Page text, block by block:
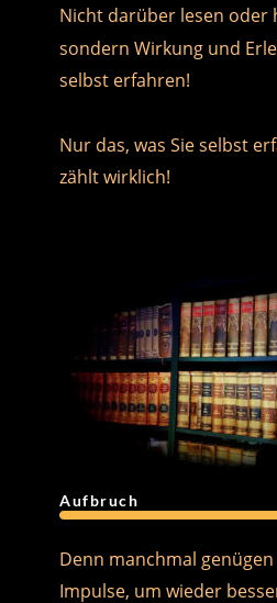
Nicht darüber lesen oder
sondern Wirkung und
selbst erfahren!
Nur das, was Sie selbst
zählt wirklich!
Aufbruch
Denn manchmal
Impulse, um wieder